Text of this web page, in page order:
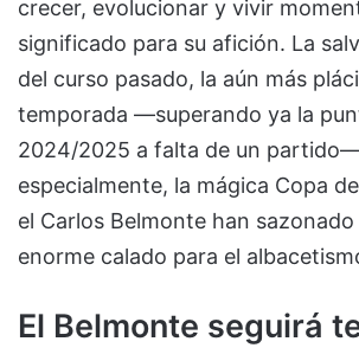
crecer, evolucionar y vivir
significado para su afición. La
del curso pasado, la aún más
temporada —superando ya la
2024/2025 a falta de un
especialmente, la mágica Copa
el Carlos Belmonte han
enorme calado para el
El Belmonte seguirá